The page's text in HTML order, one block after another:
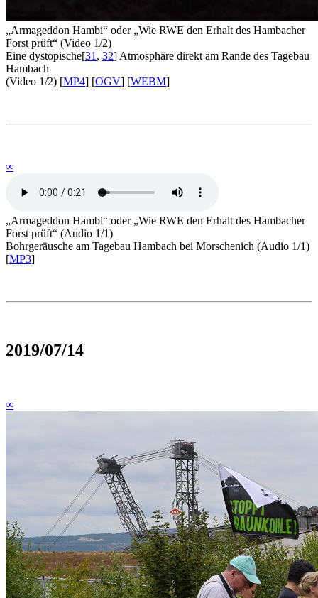
„Armageddon Hambi“ oder„Wie RWE den Erhalt des Hambacher
Forst prüft“ (Video 1/2)
Eine dystopische[31 , 32] Atmosphäre direkt am Rande des Tagebau
Hambach
(Video 1/2) [MP4] [OGV] [WEBM]
∞
„Armageddon Hambi“ oder„Wie RWE den Erhalt des Hambacher
Forst prüft“ (Audio 1/1)
Bohrgeräusche am Tagebau Hambach bei Morschenich (Audio 1/1)
[MP3]
2019/07/14
∞